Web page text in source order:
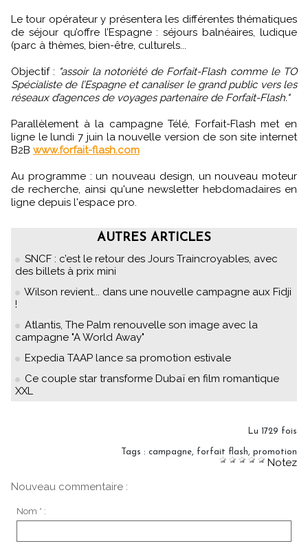
Le tour opérateur y présentera les différentes thématiques
de séjour qu’offre l’Espagne : séjours balnéaires, ludique
(parc à thèmes, bien-être, culturels...
Objectif : "assoir la notoriété de Forfait-Flash comme le TO
Spécialiste de l’Espagne et canaliser le grand public vers les
réseaux d’agences de voyages partenaire de Forfait-Flash."
Parallèlement à la campagne Télé, Forfait-Flash met en
ligne le lundi 7 juin la nouvelle version de son site internet
B2B www.forfait-flash.com
Au programme : un nouveau design, un nouveau moteur
de recherche, ainsi qu'une newsletter hebdomadaires en
ligne depuis l'espace pro.
AUTRES ARTICLES
SNCF : c’est le retour des Jours Traincroyables, avec
des billets à prix mini
Wilson revient... dans une nouvelle campagne aux Fidji
!
Atlantis, The Palm renouvelle son image avec la
campagne "A World Away"
Expedia TAAP lance sa promotion estivale
Ce couple star transforme Dubaï en film romantique
XXL
Lu 1729 fois
Tags : campagne, forfait flash, promotion
Notez
Nouveau commentaire :
Nom * :